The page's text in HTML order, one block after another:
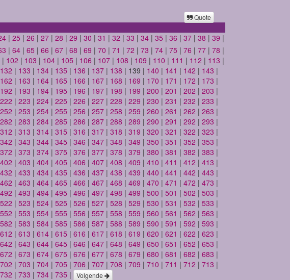
Quote
| 25 | 26 | 27 | 28 | 29 | 30 | 31 | 32 | 33 | 34 | 35 | 36 | 37 | 38 | 39 |
| 64 | 65 | 66 | 67 | 68 | 69 | 70 | 71 | 72 | 73 | 74 | 75 | 76 | 77 | 78 |
| 102 | 103 | 104 | 105 | 106 | 107 | 108 | 109 | 110 | 111 | 112 | 113 |
132 | 133 | 134 | 135 | 136 | 137 | 138 | 139 | 140 | 141 | 142 | 143 |
162 | 163 | 164 | 165 | 166 | 167 | 168 | 169 | 170 | 171 | 172 | 173 |
192 | 193 | 194 | 195 | 196 | 197 | 198 | 199 | 200 | 201 | 202 | 203 |
222 | 223 | 224 | 225 | 226 | 227 | 228 | 229 | 230 | 231 | 232 | 233 |
252 | 253 | 254 | 255 | 256 | 257 | 258 | 259 | 260 | 261 | 262 | 263 |
282 | 283 | 284 | 285 | 286 | 287 | 288 | 289 | 290 | 291 | 292 | 293 |
312 | 313 | 314 | 315 | 316 | 317 | 318 | 319 | 320 | 321 | 322 | 323 |
342 | 343 | 344 | 345 | 346 | 347 | 348 | 349 | 350 | 351 | 352 | 353 |
372 | 373 | 374 | 375 | 376 | 377 | 378 | 379 | 380 | 381 | 382 | 383 |
402 | 403 | 404 | 405 | 406 | 407 | 408 | 409 | 410 | 411 | 412 | 413 |
432 | 433 | 434 | 435 | 436 | 437 | 438 | 439 | 440 | 441 | 442 | 443 |
462 | 463 | 464 | 465 | 466 | 467 | 468 | 469 | 470 | 471 | 472 | 473 |
492 | 493 | 494 | 495 | 496 | 497 | 498 | 499 | 500 | 501 | 502 | 503 |
522 | 523 | 524 | 525 | 526 | 527 | 528 | 529 | 530 | 531 | 532 | 533 |
552 | 553 | 554 | 555 | 556 | 557 | 558 | 559 | 560 | 561 | 562 | 563 |
582 | 583 | 584 | 585 | 586 | 587 | 588 | 589 | 590 | 591 | 592 | 593 |
612 | 613 | 614 | 615 | 616 | 617 | 618 | 619 | 620 | 621 | 622 | 623 |
642 | 643 | 644 | 645 | 646 | 647 | 648 | 649 | 650 | 651 | 652 | 653 |
672 | 673 | 674 | 675 | 676 | 677 | 678 | 679 | 680 | 681 | 682 | 683 |
702 | 703 | 704 | 705 | 706 | 707 | 708 | 709 | 710 | 711 | 712 | 713 |
732 | 733 | 734 | 735 | Volgende